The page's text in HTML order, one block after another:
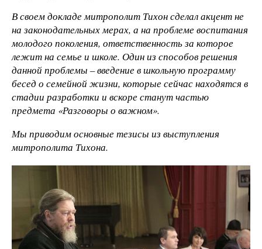
В своем докладе митрополит Тихон сделал акцент не
на законодательных мерах, а на проблеме воспитания
молодого поколения, ответственность за которое
лежит на семье и школе. Один из способов решения
данной проблемы – введение в школьную программу
бесед о семейной жизни, которые сейчас находятся в
стадии разработки и вскоре станут частью
предмета «Разговоры о важном».
Мы приводим основные тезисы из выступления
митрополита Тихона.